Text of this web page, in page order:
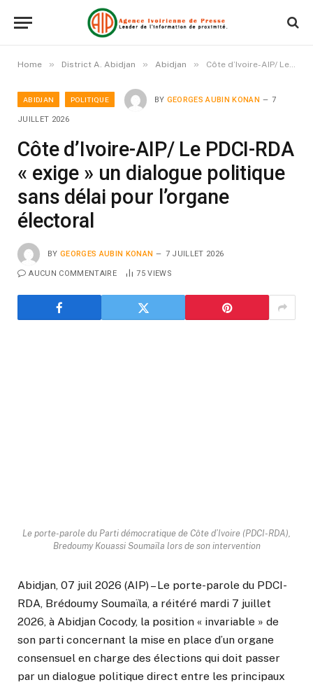
Home » District A. Abidjan » Abidjan » Côte d’Ivoire-AIP/ Le PDCI-RDA « exige » un dialogue politique sans délai pour l’organe électoral
ABIDJAN POLITIQUE BY GEORGES AUBIN KONAN 7
JUILLET 2026
Côte d’Ivoire-AIP/ Le PDCI-RDA
« exige » un dialogue politique
sans délai pour l’organe
électoral
BY GEORGES AUBIN KONAN 7 JUILLET 2026
AUCUN COMMENTAIRE 75VIEWS
Le porte-parole du Parti démocratique de Côte d’Ivoire (PDCI-RDA),
Bredoumy Kouassi Soumaïla lors de son intervention
Abidjan, 07 juil 2026 (AIP) – Le porte-parole du PDCI-
RDA, Brédoumy Soumaïla, a réitéré mardi 7 juillet
2026, à Abidjan Cocody, la position « invariable » de
son parti concernant la mise en place d’un organe
consensuel en charge des élections qui doit passer
par un dialogue politique direct entre les principaux